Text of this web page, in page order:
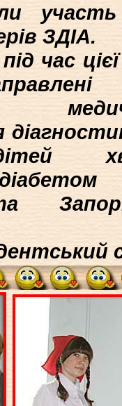
участь
ЗДІА.
час цієї